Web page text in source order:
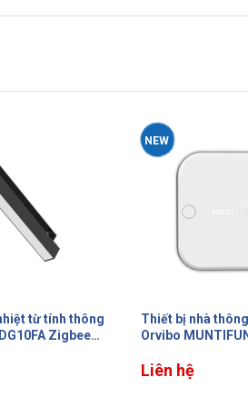
minh
Thiết bị nhà
ORVIBO điều
ADAPTOR VS20ZW
Liên hệ